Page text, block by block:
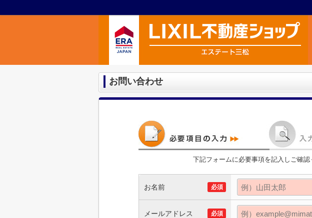
お問い合わせ
下記フォームに必要事項を記入しご確
お名前 必須
メールアドレス 必須